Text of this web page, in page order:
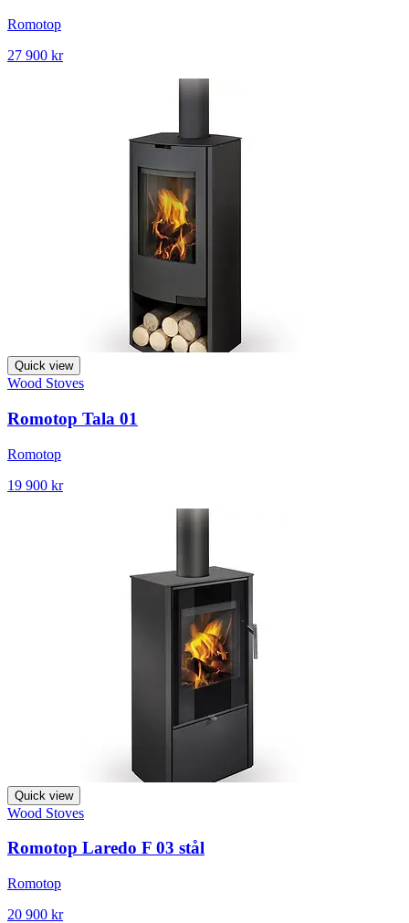
Romotop
27 900 kr
Quick view
Wood Stoves
Romotop Tala 01
Romotop
19 900 kr
Quick view
Wood Stoves
Romotop Laredo F 03 stål
Romotop
20 900 kr